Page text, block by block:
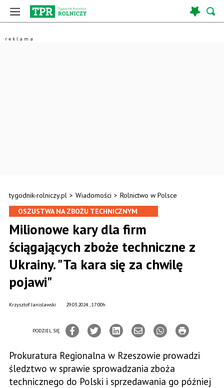
tygodnik-rolniczy.pl > Wiadomości > Rolnictwo w Polsce
OSZUSTWA NA ZBOŻU TECHNICZNYM
Milionowe kary dla firm
ściągających zboże techniczne z
Ukrainy. "Ta kara się za chwilę
pojawi"
29.03.2024., 17:00h
Krzysztof Janislawski
PODZIEL SIĘ
Prokuratura Regionalna w Rzeszowie prowadzi
śledztwo w sprawie sprowadzania zboża
technicznego do Polski i sprzedawania go później